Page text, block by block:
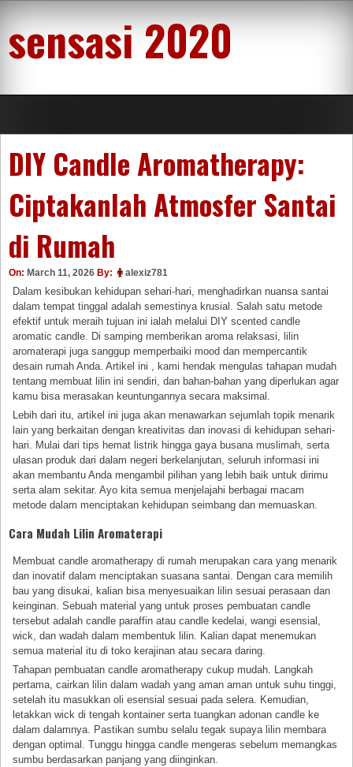
content
sensasi 2020
DIY Candle Aromatherapy:
Ciptakanlah Atmosfer Santai
di Rumah
On: March 11, 2026 By: alexiz781
Dalam kesibukan kehidupan sehari-hari, menghadirkan nuansa santai
dalam tempat tinggal adalah semestinya krusial. Salah satu metode
efektif untuk meraih tujuan ini ialah melalui DIY scented candle
aromatic candle. Di samping memberikan aroma relaksasi, lilin
aromaterapi juga sanggup memperbaiki mood dan mempercantik
desain rumah Anda. Artikel ini , kami hendak mengulas tahapan mudah
tentang membuat lilin ini sendiri, dan bahan-bahan yang diperlukan agar
kamu bisa merasakan keuntungannya secara maksimal.
Lebih dari itu, artikel ini juga akan menawarkan sejumlah topik menarik
lain yang berkaitan dengan kreativitas dan inovasi di kehidupan sehari-
hari. Mulai dari tips hemat listrik hingga gaya busana muslimah, serta
ulasan produk dari dalam negeri berkelanjutan, seluruh informasi ini
akan membantu Anda mengambil pilihan yang lebih baik untuk dirimu
serta alam sekitar. Ayo kita semua menjelajahi berbagai macam
metode dalam menciptakan kehidupan seimbang dan memuaskan.
Cara Mudah Lilin Aromaterapi
Membuat candle aromatherapy di rumah merupakan cara yang menarik
dan inovatif dalam menciptakan suasana santai. Dengan cara memilih
bau yang disukai, kalian bisa menyesuaikan lilin sesuai perasaan dan
keinginan. Sebuah material yang untuk proses pembuatan candle
tersebut adalah candle paraffin atau candle kedelai, wangi esensial,
wick, dan wadah dalam membentuk lilin. Kalian dapat menemukan
semua material itu di toko kerajinan atau secara daring.
Tahapan pembuatan candle aromatherapy cukup mudah. Langkah
pertama, cairkan lilin dalam wadah yang aman aman untuk suhu tinggi,
setelah itu masukkan oli esensial sesuai pada selera. Kemudian,
letakkan wick di tengah kontainer serta tuangkan adonan candle ke
dalam dalamnya. Pastikan sumbu selalu tegak supaya lilin membara
dengan optimal. Tunggu hingga candle mengeras sebelum memangkas
sumbu berdasarkan panjang yang diinginkan.